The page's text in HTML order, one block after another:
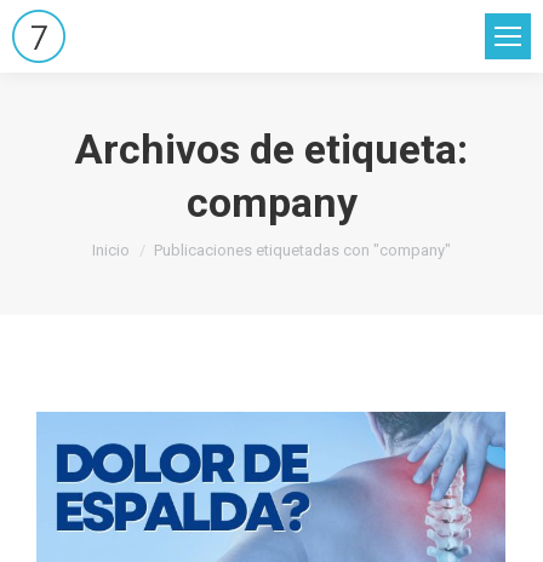
Archivos de etiqueta:
company
Estás aquí:
Inicio Publicaciones etiquetadas con "company"